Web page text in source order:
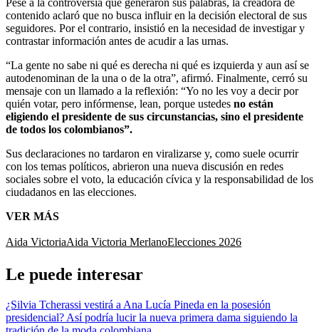
Pese a la controversia que generaron sus palabras, la creadora de
contenido aclaró que no busca influir en la decisión electoral de sus
seguidores. Por el contrario, insistió en la necesidad de investigar y
contrastar información antes de acudir a las urnas.
“La gente no sabe ni qué es derecha ni qué es izquierda y aun así se
autodenominan de la una o de la otra”, afirmó. Finalmente, cerró su
mensaje con un llamado a la reflexión: “Yo no les voy a decir por
quién votar, pero infórmense, lean, porque ustedes no están
eligiendo el presidente de sus circunstancias, sino el presidente
de todos los colombianos”.
Sus declaraciones no tardaron en viralizarse y, como suele ocurrir
con los temas políticos, abrieron una nueva discusión en redes
sociales sobre el voto, la educación cívica y la responsabilidad de los
ciudadanos en las elecciones.
VER MÁS
Aida VictoriaAida Victoria MerlanoElecciones 2026
Le puede interesar
¿Silvia Tcherassi vestirá a Ana Lucía Pineda en la posesión
presidencial? Así podría lucir la nueva primera dama siguiendo la